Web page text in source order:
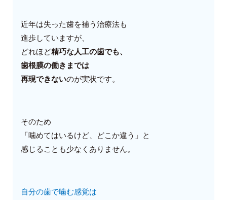
近年は失った歯を補う治療法も
進歩していますが、
どれほど精巧な人工の歯でも、
歯根膜の働きまでは
再現できないのが実状です。
そのため
「噛めてはいるけど、どこか違う」と
感じることも少なくありません。
自分の歯で噛む感覚は